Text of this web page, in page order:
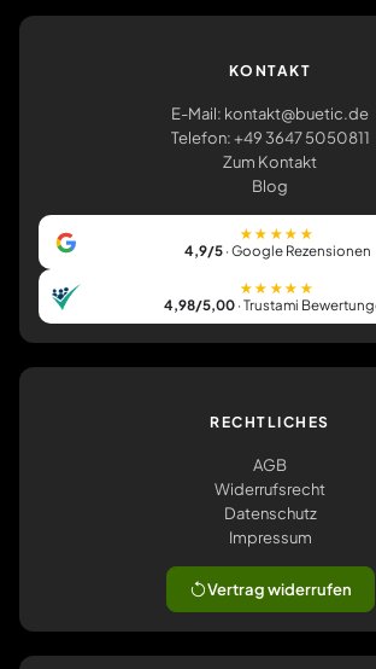
KONTAKT
E-Mail: kontakt@buetic.de
Telefon: +49 3647 5050811
Zum Kontakt
Blog
★★★★★
4,9/5· Google Rezensionen
★★★★★
4,98/5,00· Trustami
RECHTLICHES
AGB
Widerrufsrecht
Datenschutz
Impressum
Vertrag widerrufen